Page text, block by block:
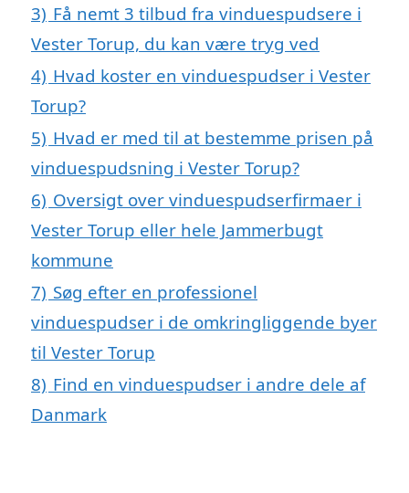
3) Få nemt 3 tilbud fra vinduespudsere i
Vester Torup, du kan være tryg ved
4) Hvad koster en vinduespudser i Vester
Torup?
5) Hvad er med til at bestemme prisen på
vinduespudsning i Vester Torup?
6) Oversigt over vinduespudserfirmaer i
Vester Torup eller hele Jammerbugt
kommune
7) Søg efter en professionel
vinduespudser i de omkringliggende byer
til Vester Torup
8) Find en vinduespudser i andre dele af
Danmark